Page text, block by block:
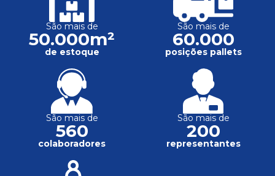
São mais de
50.000m²
de estoque
São mais de
60.000
posições pallets
São mais de
560
colaboradores
São mais de
200
representantes